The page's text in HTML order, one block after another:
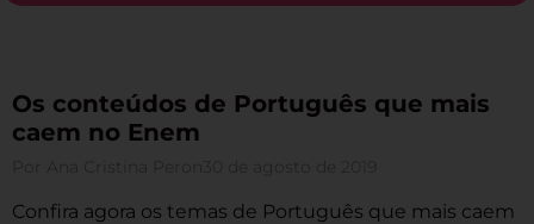
Os conteúdos de Português que mais
caem no Enem
Confira agora os temas de Português que mais caem